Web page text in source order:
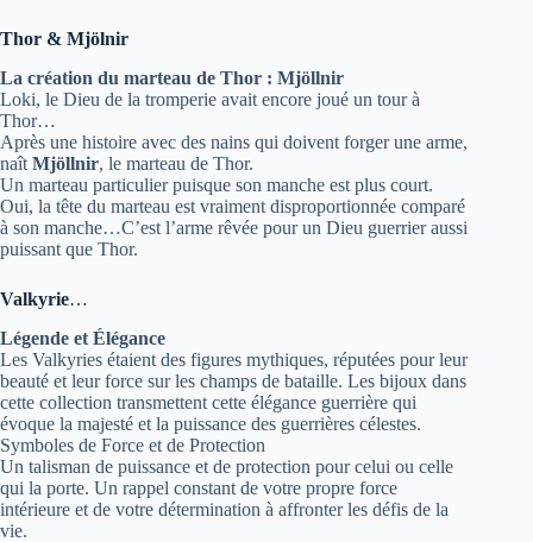
Thor & Mjölnir
La création du marteau de Thor : Mjöllnir
Loki, le Dieu de la tromperie avait encore joué un tour à
Thor…
Après une histoire avec des nains qui doivent forger une arme,
naît Mjöllnir, le marteau de Thor.
Un marteau particulier puisque son manche est plus court.
Oui, la tête du marteau est vraiment disproportionnée comparé
à son manche…C’est l’arme rêvée pour un Dieu guerrier aussi
puissant que Thor.
Valkyrie…
Légende et Élégance
Les Valkyries étaient des figures mythiques, réputées pour leur
beauté et leur force sur les champs de bataille. Les bijoux dans
cette collection transmettent cette élégance guerrière qui
évoque la majesté et la puissance des guerrières célestes.
Symboles de Force et de Protection
Un talisman de puissance et de protection pour celui ou celle
qui la porte. Un rappel constant de votre propre force
intérieure et de votre détermination à affronter les défis de la
vie.